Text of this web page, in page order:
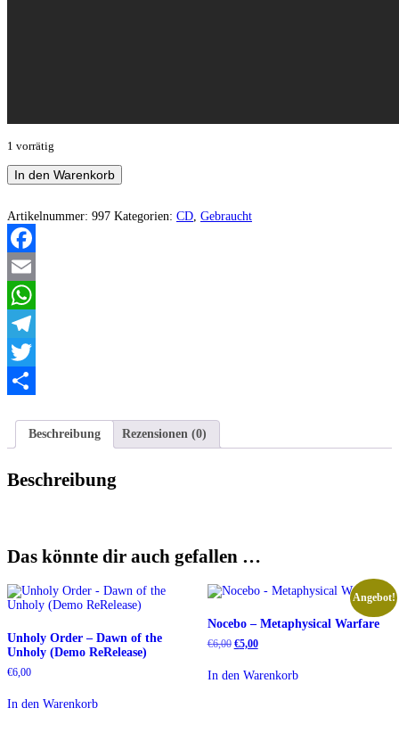
1 vorrätig
Withdraw/Desolacion
Nocturna
Beneath
the
Moonlight
Menge
In den Warenkorb
Artikelnummer: 997 Kategorien: CD, Gebraucht
Facebook
Email
WhatsApp
Telegram
Twitter
Beschreibung
Rezensionen (0)
Beschreibung
Das könnte dir auch gefallen …
Unholy Order – Dawn of the
Unholy (Demo ReRelease)
€6,00
In den Warenkorb
Angebot!
Nocebo – Metaphysical Warfare
€6,00 Ursprünglicher
war:
€6,00
€5,00Aktueller
€5,00.
In den Warenkorb